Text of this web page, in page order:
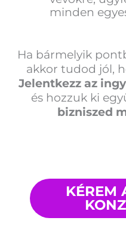
minden
Ha bármelyik
akkor tudod jól,
Jelentkezz az
és hozzuk ki
bizniszed
KÉREM